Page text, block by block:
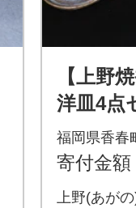
【上野
洋皿4点
福岡県香春
寄付金額
上野(あが